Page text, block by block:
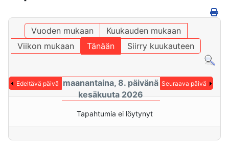
Vuoden mukaan
Kuukauden mukaan
Viikon mukaan
Tänään Siirry kuukauteen
Edeltävä päivä
maanantaina, 8. päivänä
kesäkuuta 2026
Seuraava päivä
Tapahtumia ei löytynyt